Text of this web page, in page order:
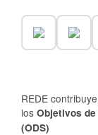
REDE
los Objetivos
(ODS)